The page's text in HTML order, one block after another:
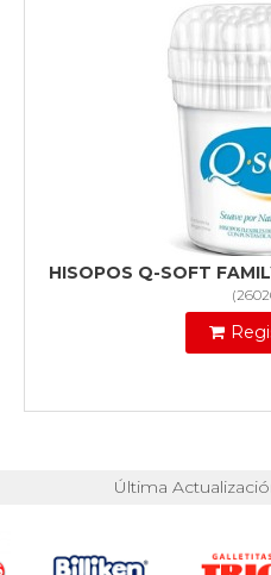
HISOPOS Q-SOFT
(
Última